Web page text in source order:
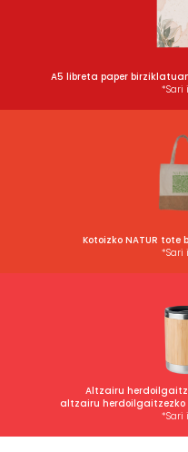
A5 libreta paper
*Sari
Kotoizko NATUR tote
*Sari
Altzairu
altzairu
*Sari